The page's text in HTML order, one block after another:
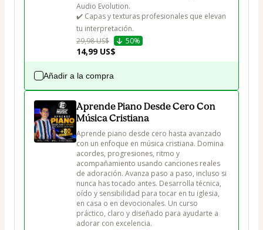
Audio Evolution.
✔️ Capas y texturas profesionales que elevan
tu interpretación.
29,98 US$
50%
14,99 US$
Añadir a la compra
Aprende Piano Desde Cero Con
Música Cristiana
Aprende piano desde cero hasta avanzado
con un enfoque en música cristiana. Domina
acordes, progresiones, ritmo y
acompañamiento usando canciones reales
de adoración. Avanza paso a paso, incluso si
nunca has tocado antes. Desarrolla técnica,
oído y sensibilidad para tocar en tu iglesia,
en casa o en devocionales. Un curso
práctico, claro y diseñado para ayudarte a
adorar con excelencia.